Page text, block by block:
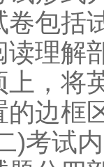
卷包括
读理解
上，将
的边框
)考试